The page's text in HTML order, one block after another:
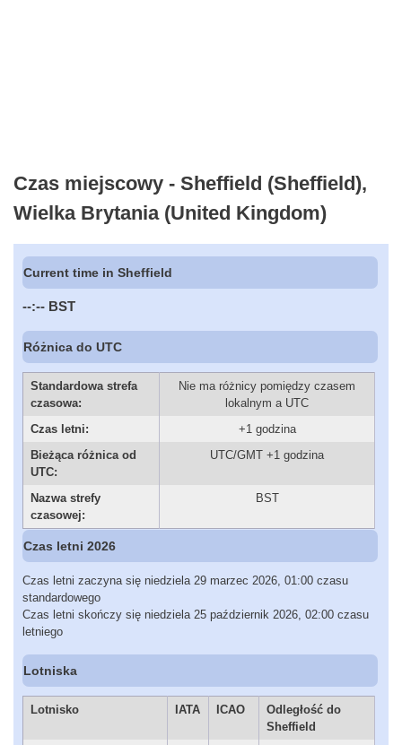
Czas miejscowy - Sheffield (Sheffield),
Wielka Brytania (United Kingdom)
Current time in Sheffield
--:-- BST
Różnica do UTC
Standardowa strefa
czasowa:
Nie ma różnicy pomiędzy czasem
lokalnym a UTC
Czas letni:
+1 godzina
Bieżąca różnica od
UTC:
UTC/GMT +1 godzina
Nazwa strefy
czasowej:
BST
Czas letni 2026
Czas letni zaczyna się niedziela 29 marzec 2026, 01:00 czasu
standardowego
Czas letni skończy się niedziela 25 październik 2026, 02:00 czasu
letniego
Lotniska
Lotnisko IATA ICAO
Odległość do
Sheffield